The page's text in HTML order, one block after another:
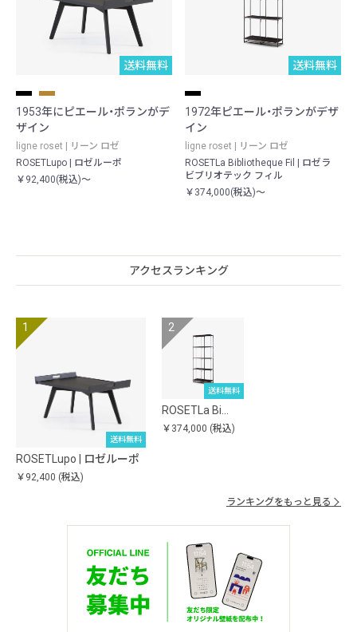
送料無料
1953年にピエール・ポランがデ
ザイン
ligne roset | リーン ロゼ
ROSETLupo | ロゼルーポ
￥92,400(税込)～
送料無料
1972年ピエール・ポランがデザ
イン
ligne roset | リーン ロゼ
ROSETLa Bibliotheque Fil | ロゼラ
ビブリオテック フィル
￥374,000(税込)～
アクセスランキング
送料無料
ROSETLupo | ロゼルーポ
￥92,400 (税込)
送料無料
ROSETLa Bi…
￥374,000 (税込)
ランキングをもっと見る